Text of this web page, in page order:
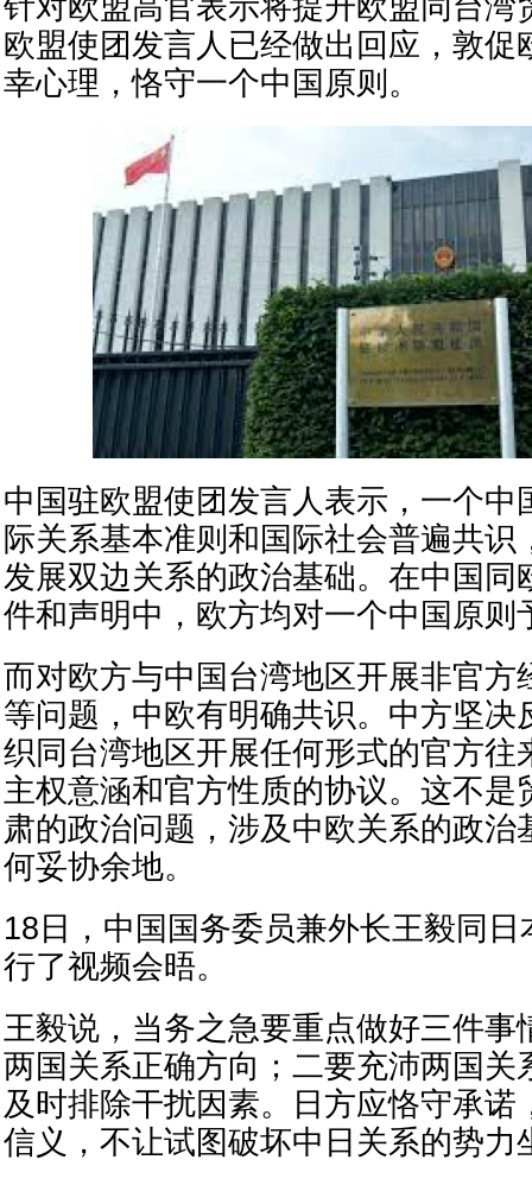
针对欧盟高官表示将提升欧盟同台湾
欧盟使团发言人已经做出回应，敦促
幸心理，恪守一个中国原则。
中国驻欧盟使团发言人表示，一个中
际关系基本准则和国际社会普遍共识
发展双边关系的政治基础。在中国同
件和声明中，欧方均对一个中国原则
而对欧方与中国台湾地区开展非官方
等问题，中欧有明确共识。中方坚决
织同台湾地区开展任何形式的官方往
主权意涵和官方性质的协议。这不是
肃的政治问题，涉及中欧关系的政治
何妥协余地。
18日，中国国务委员兼外长王毅同
行了视频会晤。
王毅说，当务之急要重点做好三件事
两国关系正确方向；二要充沛两国关
及时排除干扰因素。日方应恪守承诺
信义，不让试图破坏中日关系的势力